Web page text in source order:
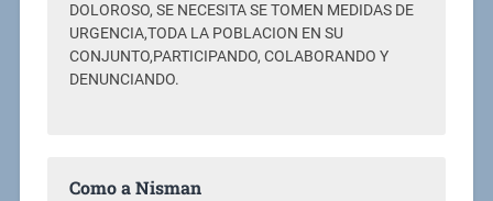
DOLOROSO, SE NECESITA SE TOMEN MEDIDAS DE
URGENCIA,TODA LA POBLACION EN SU
CONJUNTO,PARTICIPANDO, COLABORANDO Y
DENUNCIANDO.
Como a Nisman